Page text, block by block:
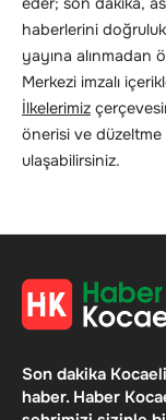
haberlerini doğruluk
yayına alınmadan
Merkezi imzalı
İlkelerimiz
önerisi ve
ulaşabilirsiniz.
Son dakika
haber. Haber